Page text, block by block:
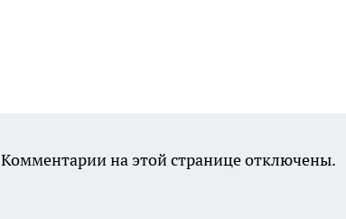
Комментарии на этой странице отключены.